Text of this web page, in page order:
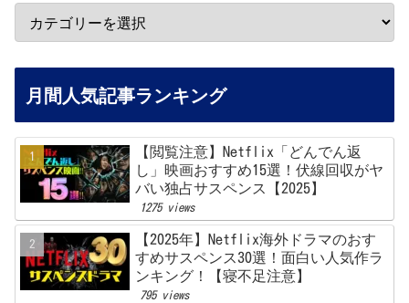
月間人気記事ランキング
【閲覧注意】Netflix「どんでん返
し」映画おすすめ15選！伏線回収がヤ
バい独占サスペンス【2025】
1275 views
【2025年】Netflix海外ドラマのおす
すめサスペンス30選！面白い人気作ラ
ンキング！【寝不足注意】
795 views